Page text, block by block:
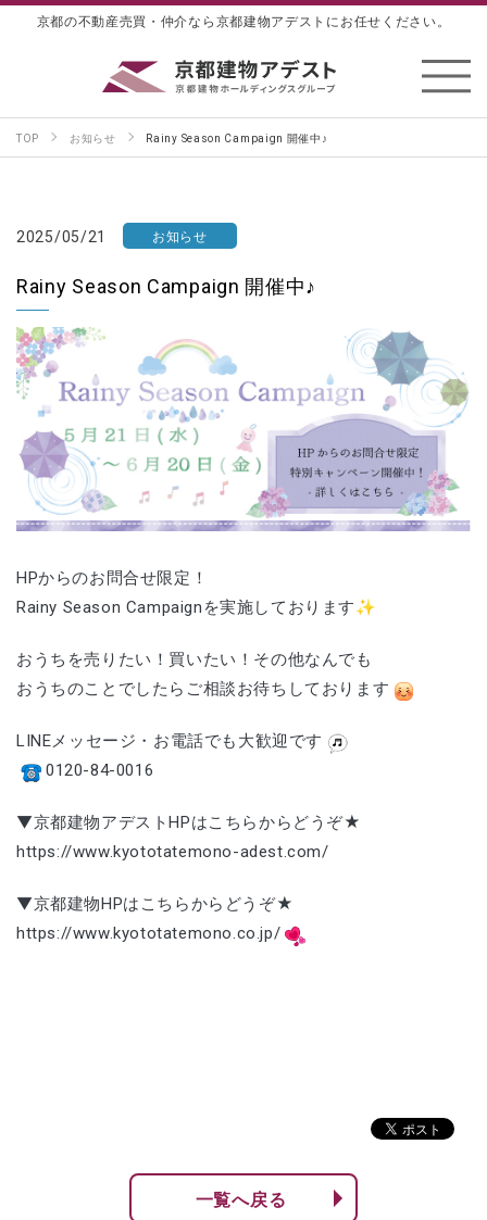
京都の不動産売買・仲介なら京都建物アデストにお任せください。
TOP お知らせ Rainy Season Campaign 開催中♪
2025/05/21 お知らせ
Rainy Season Campaign 開催中♪
HPからのお問合せ限定！
Rainy Season Campaignを実施しております✨
おうちを売りたい！買いたい！その他なんでも
おうちのことでしたらご相談お待ちしております
LINEメッセージ・お電話でも大歓迎です
0120-84-0016
▼京都建物アデストHPはこちらからどうぞ★
https://www.kyototatemono-adest.com/
▼京都建物HPはこちらからどうぞ★
https://www.kyototatemono.co.jp/
一覧へ戻る